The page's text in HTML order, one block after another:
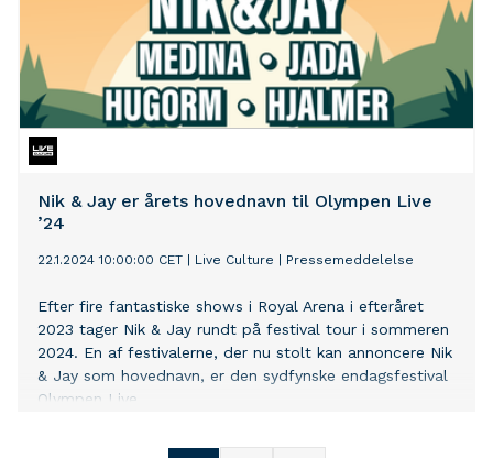
Nik & Jay er årets hovednavn til Olympen Live
’24
22.1.2024 10:00:00 CET Live Culture Pressemeddelelse
Efter fire fantastiske shows i Royal Arena i efteråret
2023 tager Nik & Jay rundt på festival tour i sommeren
2024. En af festivalerne, der nu stolt kan annoncere Nik
& Jay som hovednavn, er den sydfynske endagsfestival
Olympen Live.